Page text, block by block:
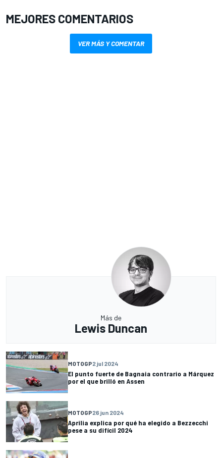
MEJORES COMENTARIOS
VER MÁS Y COMENTAR
Más de
Lewis Duncan
MOTOGP2 jul 2024
El punto fuerte de Bagnaia contrario a Márquez
por el que brilló en Assen
MOTOGP26 jun 2024
Aprilia explica por qué ha elegido a Bezzecchi
pese a su difícil 2024